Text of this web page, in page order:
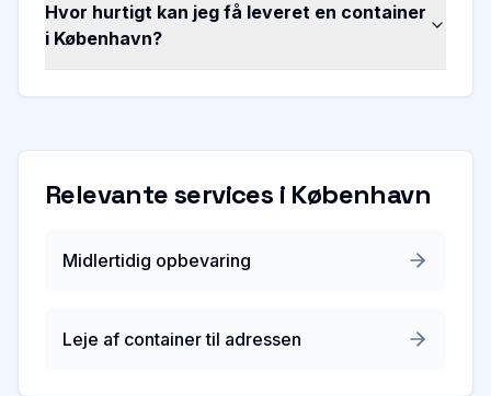
Hvor hurtigt kan jeg få leveret en container
i København?
Relevante services i København
Midlertidig opbevaring
Leje af container til adressen